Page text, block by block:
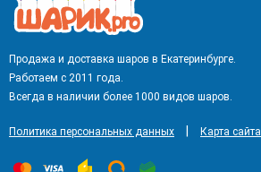
Продажа и доставка шаров в Екатеринбурге.
Работаем с 2011 года.
Всегда в наличии более 1000 видов шаров.
Политика персональных данных Карта сайта